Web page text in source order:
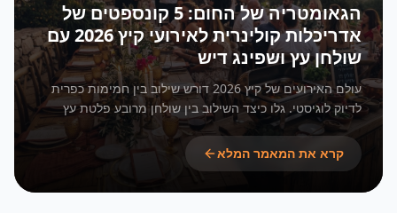
הגאומטריה של החום: 5 קונספטים של
אדריכלות קולינרית לאירועי קיץ 2026 עם
שולחן עץ ושפינג דיש
עולם האירועים של קיץ 2026 דורש שילוב בין חמימות כפרית
לדיוק לוגיסטי. גלו כיצד השילוב בין שולחן מרובע פלטת עץ
לשפינג דיש 1/1 יוצר ROI יוצא דופן למפיקים.
קרא את המאמר המלא